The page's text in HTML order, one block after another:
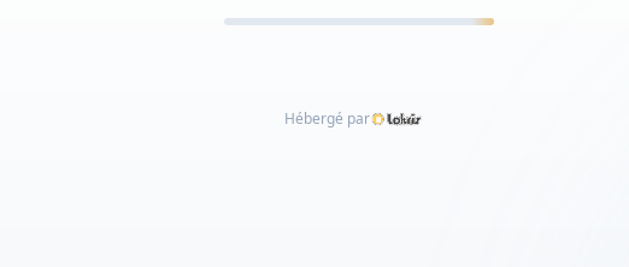
Hébergé par